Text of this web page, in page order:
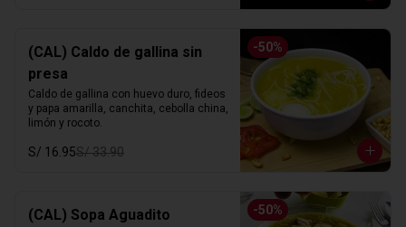
-50%
(CAL) Caldo de gallina sin
presa
Caldo de gallina con huevo duro, fideos
y papa amarilla, canchita, cebolla china,
limón y rocoto.
S/ 16.95S/ 33.90
-50%
(CAL) Sopa Aguadito